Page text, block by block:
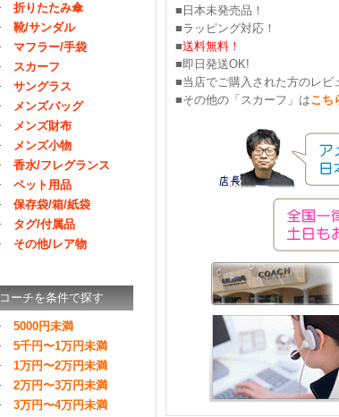
折りたたみ傘
靴/サンダル
マフラー/手袋
スカーフ
サングラス
メンズバッグ
メンズ財布
メンズ小物
香水/フレグランス
ペット用品
保存袋/箱/紙袋
タグ/付属品
その他/レア物
コーチを条件で探す
5000円未満
5千円〜1万円未満
1万円〜2万円未満
2万円〜3万円未満
3万円〜4万円未満
■日本未発売品！
■ラッピング対応！
■送料無料！
■即日発送OK!
■当店でご購入された方のレビ
■その他の「スカーフ」はこち